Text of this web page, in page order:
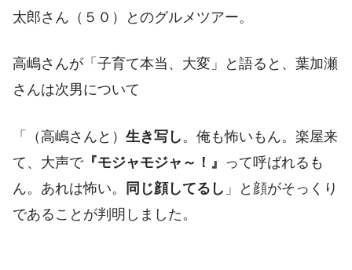
太郎さん（５０）とのグルメツアー。
高嶋さんが「子育て本当、大変」と語ると、葉加瀬
さんは次男について
「（高嶋さんと） 生き写し 。俺も怖いもん。楽屋来
て、大声で『モジャモジャ～！』 って呼ばれるも
ん。あれは怖い。
同じ顔してるし 」と顔がそっくり
であることが判明しました。